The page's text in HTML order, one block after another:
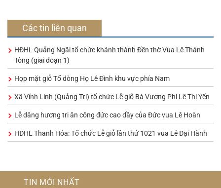
Các tin liên quan
HĐHL Quảng Ngãi tổ chức khánh thành Đền thờ Vua Lê Thánh
Tông (giai đoạn 1)
Họp mặt giỗ Tổ dòng Họ Lê Đình khu vực phía Nam
Xã Vĩnh Linh (Quảng Trị) tổ chức Lễ giỗ Bà Vương Phi Lê Thị Yến
Lễ dâng hương tri ân công đức cao dầy của Đức vua Lê Hoàn
HĐHL Thanh Hóa: Tổ chức Lễ giỗ lần thứ 1021 vua Lê Đại Hành
TIN MỚI NHẤT